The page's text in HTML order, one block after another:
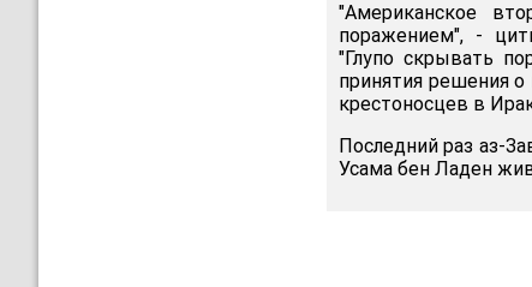
"Американское
поражением", -
"Глупо скрывать
принятия решения
крестоносцев в
Последний раз аз-
Усама бен Ладен